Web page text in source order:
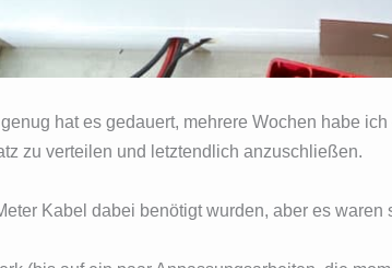
hat es gedauert, mehrere Wochen habe
zu verteilen und letztendlich anzuschließen.
Kabel dabei benötigt wurden, aber es waren